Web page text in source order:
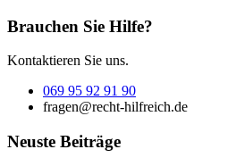
Brauchen Sie Hilfe?
Kontaktieren Sie uns.
069 95 92 91 90
fragen@recht-hilfreich.de
Neuste Beiträge